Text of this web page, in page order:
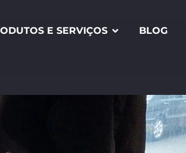
E SERVIÇOS BLOG